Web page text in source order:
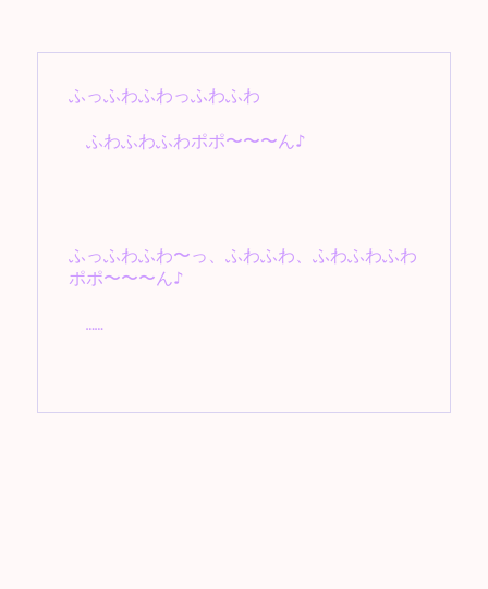
ふっふわふわっふわふわ
ふわふわふわポポ〜〜〜ん♪
ふっふわふわ〜っ、ふわふわ、ふわふわふわ
ポポ〜〜〜ん♪
……